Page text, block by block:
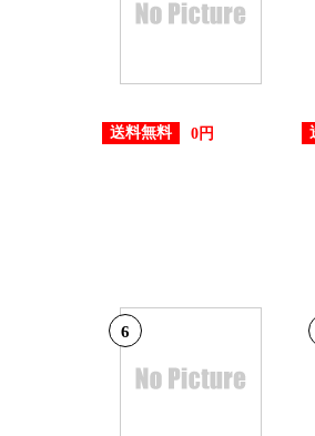
送料無料 0円
6